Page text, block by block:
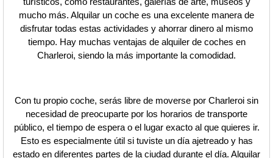
mucho más. Alquilar un coche es una excelente manera de
disfrutar todas estas actividades y ahorrar dinero al mismo
tiempo. Hay muchas ventajas de alquiler de coches en
Charleroi, siendo la más importante la comodidad.
Con tu propio coche, serás libre de moverse por Charleroi sin
necesidad de preocuparte por los horarios de transporte
público, el tiempo de espera o el lugar exacto al que quieres ir.
Esto es especialmente útil si tuviste un día ajetreado y has
estado en diferentes partes de la ciudad durante el día. Alquilar